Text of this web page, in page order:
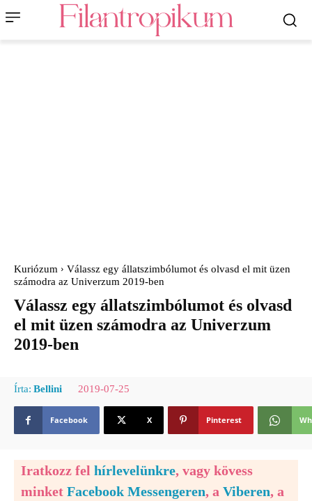
Kuriózum
Válassz egy állatszimbólumot és olvasd el mit üzen
számodra az Univerzum 2019-ben
Válassz egy állatszimbólumot és olvasd
el mit üzen számodra az Univerzum
2019-ben
Írta: Bellini 2019-07-25
Facebook X Pinterest
Iratkozz fel hírlevelünkre, vagy kövess
minket Facebook Messengeren, a Viberen, a